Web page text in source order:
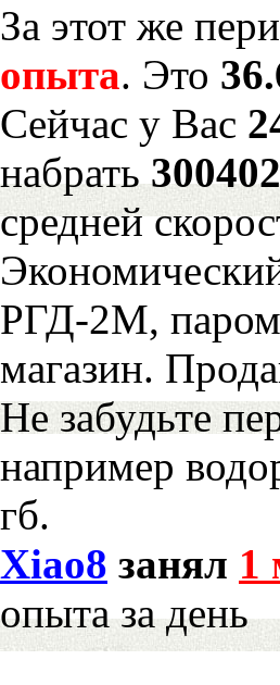
За этот же
опыта. Это
Сейчас у Вас
набрать
средней
РГД-2М,
магазин.
Не забудьте
например
гб.
Xiao8 занял 1
опыта за день